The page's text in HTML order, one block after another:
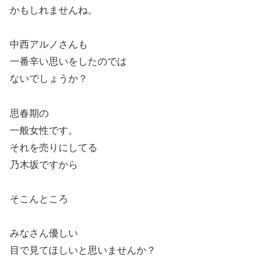
かもしれませんね。
中西アルノさんも
一番辛い思いをしたのでは
ないでしょうか？
思春期の
一般女性です。
それを売りにしてる
乃木坂ですから
そこんところ
みなさん優しい
目で見てほしいと思いませんか？